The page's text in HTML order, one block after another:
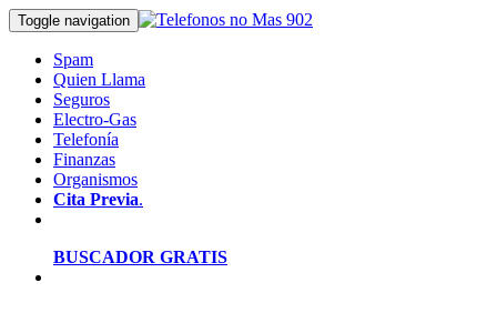
Toggle navigation
Spam
Quien Llama
Seguros
Electro-Gas
Telefonía
Finanzas
Organismos
Cita Previa.
BUSCADOR GRATIS